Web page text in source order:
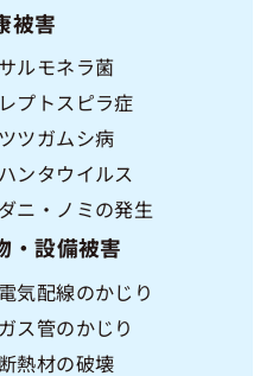
被害
サルモネラ菌
レプトスピラ症
ツツガムシ病
ハンタウイルス
ダニ・ノミの発生
・設備被害
電気配線のかじり
ガス管のかじり
断熱材の破壊